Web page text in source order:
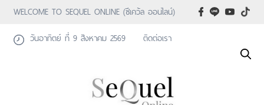
WELCOME TO SEQUEL ONLINE (ซีเคว้ล ออนไลน์)
วันอาทิตย์ ที่ 9 สิงหาคม 2569
ติดต่อเรา